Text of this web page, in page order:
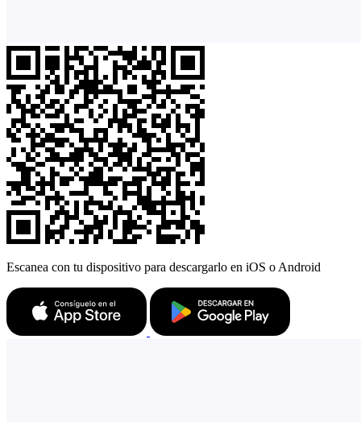
Escanea con tu dispositivo para descargarlo en iOS o Android